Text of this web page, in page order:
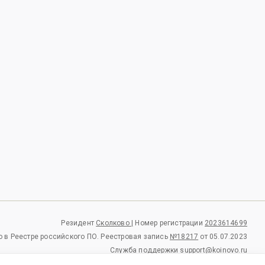
Резидент Сколково | Номер регистрации 2023614699
в Реестре российского ПО. Реестровая запись №18217 от 05.07.2023
Служба поддержки support@koinovo.ru